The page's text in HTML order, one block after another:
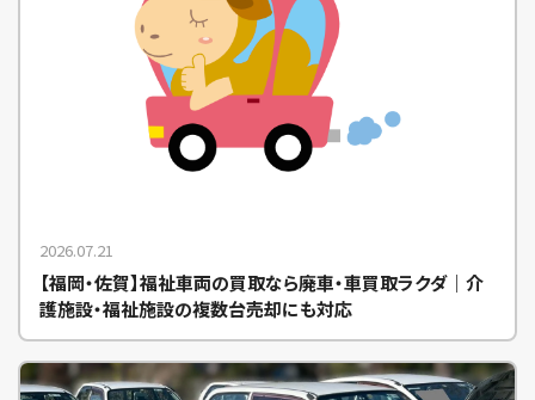
2026.07.21
【福岡・佐賀】福祉車両の買取なら廃車・車買取ラクダ｜介
護施設・福祉施設の複数台売却にも対応